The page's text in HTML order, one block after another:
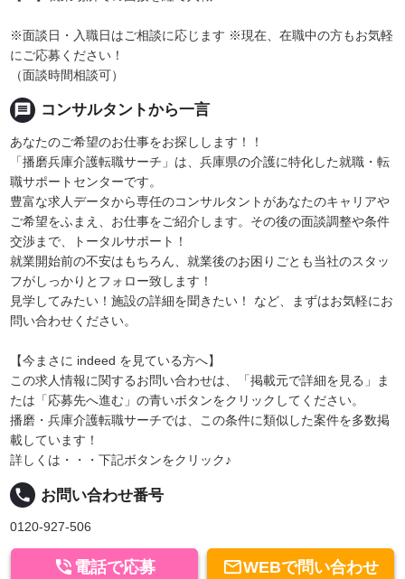
※面談日・入職日はご相談に応じます ※現在、在職中の方もお気軽
にご応募ください！
（面談時間相談可）
message コンサルタントから一言
あなたのご希望のお仕事をお探しします！！
「播磨兵庫介護転職サーチ」は、兵庫県の介護に特化した就職・転
職サポートセンターです。
豊富な求人データから専任のコンサルタントがあなたのキャリアや
ご希望をふまえ、お仕事をご紹介します。その後の面談調整や条件
交渉まで、トータルサポート！
就業開始前の不安はもちろん、就業後のお困りごとも当社のスタッ
フがしっかりとフォロー致します！
見学してみたい！施設の詳細を聞きたい！ など、まずはお気軽にお
問い合わせください。
【今まさに indeed を見ている方へ】
この求人情報に関するお問い合わせは、「掲載元で詳細を見る」ま
たは「応募先へ進む」の青いボタンをクリックしてください。
播磨・兵庫介護転職サーチでは、この条件に類似した案件を多数掲
載しています！
詳しくは・・・下記ボタンをクリック♪
local_phone お問い合わせ番号
0120-927-506
WEBで問い合わせ
 電話で応募